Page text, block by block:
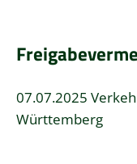
07.07.2025
Württemberg